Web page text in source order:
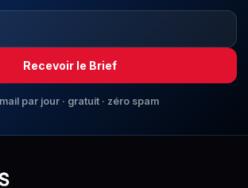
Recevoir le Brief
par jour · gratuit · zéro spam